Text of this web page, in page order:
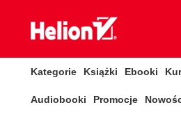
Kategorie Książki Ebooki
Audiobooki Promocje